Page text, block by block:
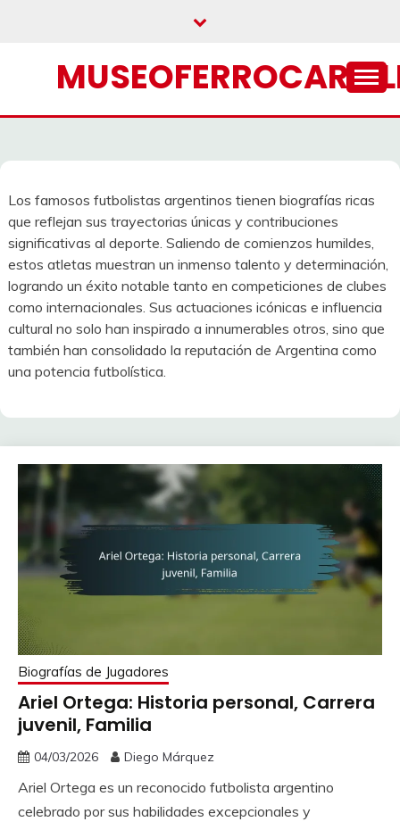
Los famosos futbolistas argentinos tienen biografías ricas
que reflejan sus trayectorias únicas y contribuciones
significativas al deporte. Saliendo de comienzos humildes,
estos atletas muestran un inmenso talento y determinación,
logrando un éxito notable tanto en competiciones de clubes
como internacionales. Sus actuaciones icónicas e influencia
cultural no solo han inspirado a innumerables otros, sino que
también han consolidado la reputación de Argentina como
una potencia futbolística.
Biografías de Jugadores
Ariel Ortega: Historia personal, Carrera
juvenil, Familia
04/03/2026 Diego Márquez
Ariel Ortega es un reconocido futbolista argentino
celebrado por sus habilidades excepcionales y